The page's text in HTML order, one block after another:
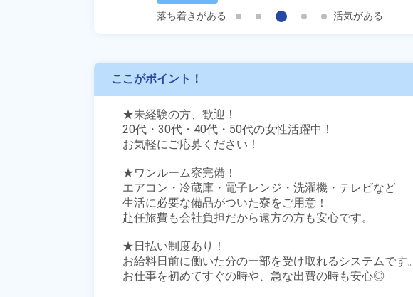
落ち着きがある
活気がある
ここがポイント！
★未経験の方、歓迎！
20代・30代・40代・50代の女性活躍中！
お気軽にご応募ください！
★ワンルーム寮完備！
エアコン・冷蔵庫・電子レンジ・洗濯機・テレビなど
生活に必要な備品がついた寮をご用意！
赴任旅費も会社負担だから遠方の方も安心です。
★日払い制度あり！
お給料日前に働いた分の一部を受け取れるシステムです。
お仕事を初めてすぐの時や、急な出費の時も安心◎